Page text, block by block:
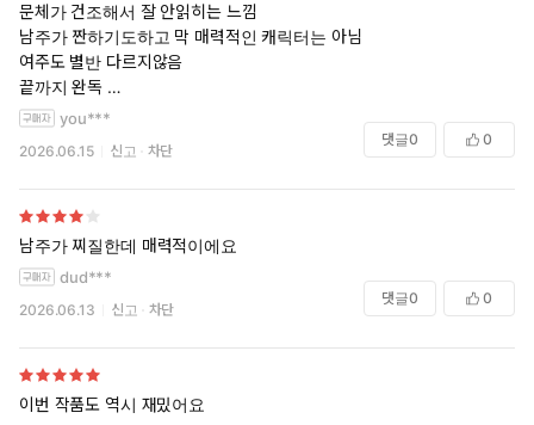
문체가 건조해서 잘 안읽히는 느낌
남주가 짠하기도하고 막 매력적인 캐릭터는 아님
여주도 별반 다르지않음
끝까지 완독
그래도 외전은 필요
you***
2026.06.15 신고 차단
댓글0 0
남주가 찌질한데 매력적이에요
dud***
2026.06.13 신고 차단
댓글0 0
이번 작품도 역시 재밌어요